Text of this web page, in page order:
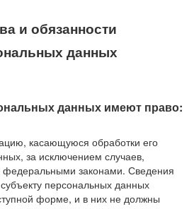
и обязанности
данных
данных имеют право:
касающуюся обработки его
за исключением случаев,
федеральными законами. Сведения
персональных данных
форме, и в них не должны